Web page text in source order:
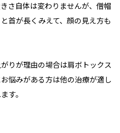
さ自体は変わりませんが、僧帽
首が長くみえて、顔の見え方も
りが理由の場合は肩ボトックス
悩みがある方は他の治療が適し
す。